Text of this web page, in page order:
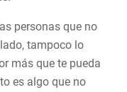
personas que no
tampoco lo
más que te pueda
es algo que no